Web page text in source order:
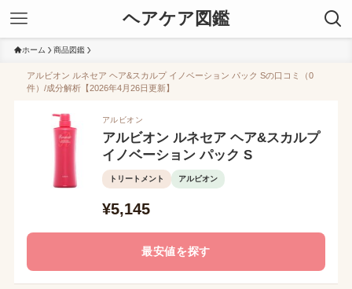
ヘアケア図鑑
ホーム 商品図鑑
アルビオン ルネセア ヘア&スカルプ イノベーション パック Sの口コミ（0
件）/成分解析【2026年4月26日更新】
アルビオン
アルビオン ルネセア ヘア&スカルプ
イノベーション パック S
トリートメント アルビオン
¥5,145
最安値を探す